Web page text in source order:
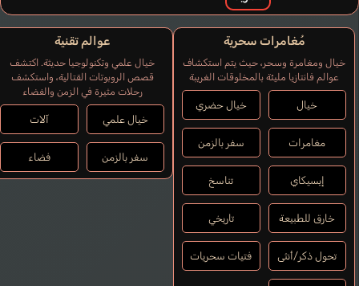
مُغامرات سحرية
خيال ومغامرة وسحر، حيث يتم استكشاف
عوالم فانتازيا مليئة بالمخلوقات الغريبة
خيال خيال حضري
مغامرات سفر بالزمن
إيسيكاي تناسخ
خارق للطبيعة تاريخي
تحول ذكر/أنثى فتيات سحريات
عوالم تقنية
خيال علمي وتكنولوجيا حديثة. اكتشف
قصص الروبوتات القتالية، واستكشف
رحلات مثيرة في الزمن والفضاء
خيال علمي آلات
سفر بالزمن فضاء